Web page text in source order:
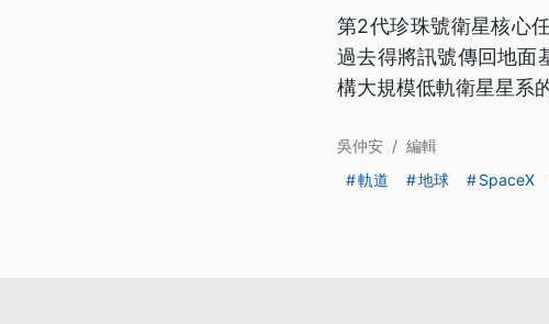
第2代珍珠號衛星核心
過去得將訊號傳回地面
構大規模低軌衛星星系
吳仲安 / 編輯
軌道
地球 SpaceX